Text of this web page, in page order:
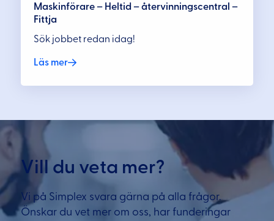
Maskinförare – Heltid – återvinningscentral –
Fittja
Sök jobbet redan idag!
Läs mer
Vill du veta mer?
Vi på Simplex svara gärna på alla frågor.
Önskar du vet mer om oss, har funderingar